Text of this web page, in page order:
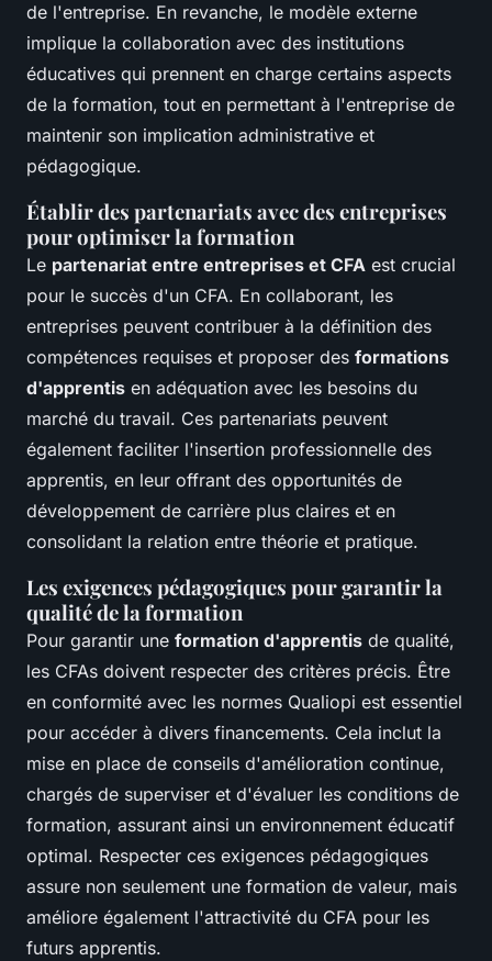
de l'entreprise. En revanche, le modèle externe
implique la collaboration avec des institutions
éducatives qui prennent en charge certains aspects
de la formation, tout en permettant à l'entreprise de
maintenir son implication administrative et
pédagogique.
Établir des partenariats avec des entreprises
pour optimiser la formation
Le partenariat entre entreprises et CFA est crucial
pour le succès d'un CFA. En collaborant, les
entreprises peuvent contribuer à la définition des
compétences requises et proposer des formations
d'apprentis en adéquation avec les besoins du
marché du travail. Ces partenariats peuvent
également faciliter l'insertion professionnelle des
apprentis, en leur offrant des opportunités de
développement de carrière plus claires et en
consolidant la relation entre théorie et pratique.
Les exigences pédagogiques pour garantir la
qualité de la formation
Pour garantir une formation d'apprentis de qualité,
les CFAs doivent respecter des critères précis. Être
en conformité avec les normes Qualiopi est essentiel
pour accéder à divers financements. Cela inclut la
mise en place de conseils d'amélioration continue,
chargés de superviser et d'évaluer les conditions de
formation, assurant ainsi un environnement éducatif
optimal. Respecter ces exigences pédagogiques
assure non seulement une formation de valeur, mais
améliore également l'attractivité du CFA pour les
futurs apprentis.